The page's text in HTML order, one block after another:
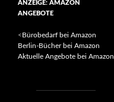
ANZEIGE: AMAZON
ANGEBOTE
<Bürobedarf bei Amazon
Berlin-Bücher bei Amazon
Aktuelle Angebote bei Amazon